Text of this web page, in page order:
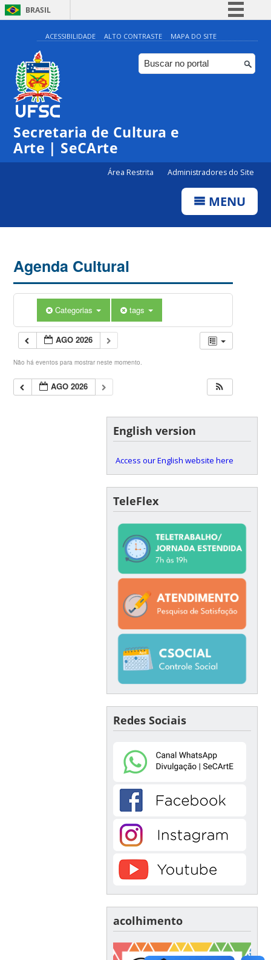
BRASIL
Simplifique!
Comunica BR
Participe
ACESSIBILIDADE ALTO CONTRASTE MAPA DO SITE
Secretaria de Cultura e
Arte | SeCArte
Área Restrita Administradores do Site
MENU
Agenda Cultural
Categorias tags
AGO 2026
Não há eventos para mostrar neste momento.
AGO 2026
English version
Access our English website here
TeleFlex
Redes Sociais
acolhimento